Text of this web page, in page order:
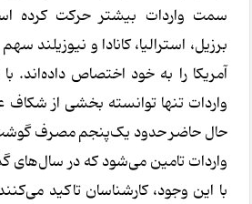
سمت واردات بیشتر حرکت کرده
برزیل، استرالیا، کانادا و نیوزیلند
آمریکا را به خود اختصاص داده‌اند.
واردات تنها توانسته بخشی از شکاف
حال حاضر حدود یک‌پنجم مصرف گوشت
واردات تامین می‌شود که در سال‌های
با این وجود، کارشناسان تاکید